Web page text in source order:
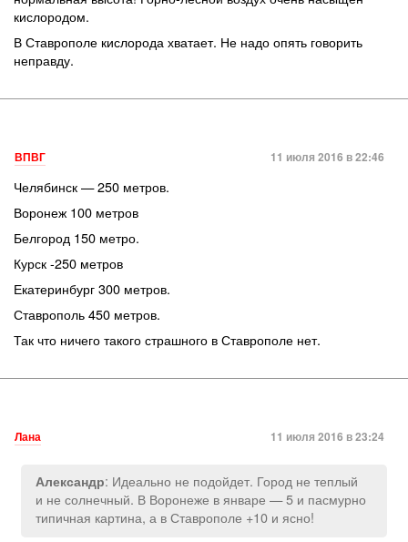
кислородом.
В Ставрополе кислорода хватает. Не надо опять говорить
неправду.
ВПВГ 11 июля 2016 в 22:46
Челябинск — 250 метров.
Воронеж 100 метров
Белгород 150 метро.
Курск -250 метров
Екатеринбург 300 метров.
Ставрополь 450 метров.
Так что ничего такого страшного в Ставрополе нет.
Лана 11 июля 2016 в 23:24
Александр: Идеально не подойдет. Город не теплый
и не солнечный. В Воронеже в январе — 5 и пасмурно
типичная картина, а в Ставрополе +10 и ясно!